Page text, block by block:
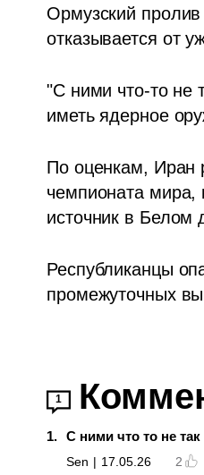
Ормузский пролив
отказывается от
"С ними что-то не
иметь ядерное
По оценкам, Иран
чемпионата
источник в Белом
Республиканцы
промежуточных
1
1. С ними что то не так
Sen | 17.05.26 2